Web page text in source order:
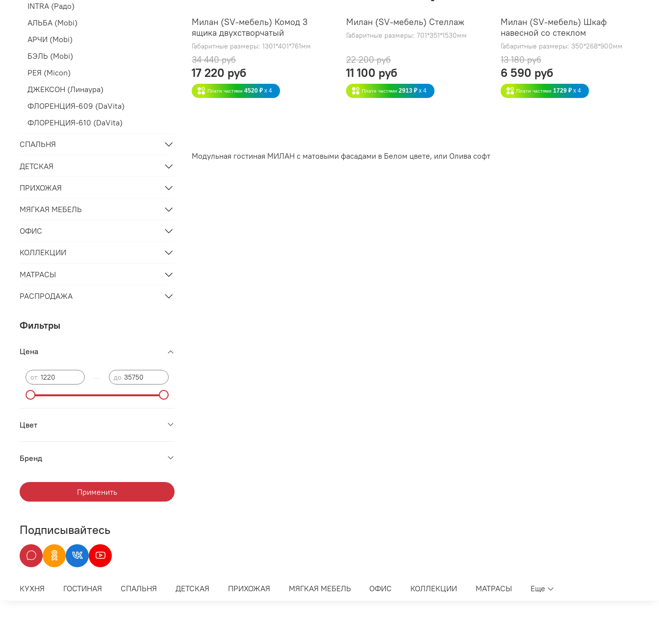
Милан (SV-мебель) Комод 3
ящика двухстворчатый
Габаритные размеры: 1301*401*761мм
34 440 руб
17 220 руб
Плати частями4520 ₽ x 4
Милан (SV-мебель) Стеллаж
Габаритные размеры: 701*351*1530мм
22 200 руб
11 100 руб
Плати частями2913 ₽ x 4
Милан (SV-мебель) Шкаф
навесной со стеклом
Габаритные размеры: 350*268*900мм
13 180 руб
6 590 руб
Плати частями1729 ₽ x 4
Модульная гостиная МИЛАН с матовыми фасадами в Белом цвете, или Олива софт
INTRA (Радо)
АЛЬБА (Mobi)
АРЧИ (Mobi)
БЭЛЬ (Mobi)
РЕЯ (Micon)
ДЖЕКСОН (Линаура)
ФЛОРЕНЦИЯ-609 (DaVita)
ФЛОРЕНЦИЯ-610 (DaVita)
СПАЛЬНЯ
ДЕТСКАЯ
ПРИХОЖАЯ
МЯГКАЯ МЕБЕЛЬ
ОФИС
КОЛЛЕКЦИИ
МАТРАСЫ
РАСПРОДАЖА
Фильтры
Цена
от до
Цвет
Бренд
Применить
Подписывайтесь
КУХНЯ ГОСТИНАЯ СПАЛЬНЯ ДЕТСКАЯ ПРИХОЖАЯ МЯГКАЯ МЕБЕЛЬ ОФИС КОЛЛЕКЦИИ МАТРАСЫ Еще